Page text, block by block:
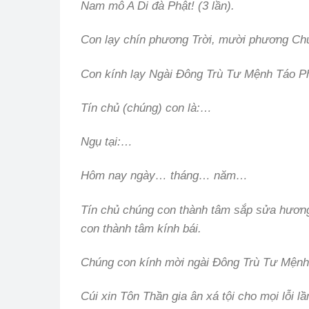
Nam mô A Di đà Phật! (3 lần).
Con lạy chín phương Trời, mười phương
Con kính lạy Ngài Đông Trù Tư Mệnh Táo
Tín chủ (chúng) con là:…
Ngụ tại:…
Hôm nay ngày… tháng… năm…
Tín chủ chúng con thành tâm sắp sửa
con thành tâm kính bái.
Chúng con kính mời ngài Đông Trù Tư
Cúi xin Tôn Thần gia ân xá tội cho mọi lỗi